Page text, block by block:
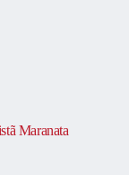
Maranata